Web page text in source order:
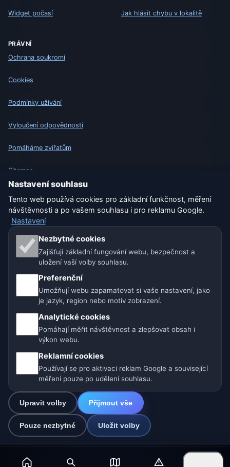
Widget počasí Jak hlásit chybu v lokalitě
PRÁVNÍ
Ochrana soukromí
Cookies
Podmínky užívání
Vyloučení odpovědnosti
Pomáháme zvířatům
Sitemap
Nastavení
Naše weby o počasí:
🇨🇿 Česko 🇭🇷 Chorvatsko 🇧🇬 Bulharsko
🇩🇪🇦🇹🇨🇭 Německo / Rakousko / Švýcarsko
🌎 Latinská Amerika a Španělsko
🇮🇳 Jižní a jihovýchodní Asie
Provozovatel: Spolek Minizoo.cz z.s. | IČO: 21135550 |
info@pocasi.online
© 2026 Počasí Online · Meteorologická data: MET Norway · Open-
Meteo. Výstrahy počasí: ČHMÚ.
Nastavení souhlasu
Tento web používá cookies pro základní funkčnost, měření
návštěvnosti a po vašem souhlasu i pro reklamu Google.
Nastavení
Nezbytné cookies
Zajišťují základní fungování webu, bezpečnost a
uložení vaší volby souhlasu.
Preferenční
Umožňují webu zapamatovat si vaše nastavení, jako
je jazyk, region nebo motiv zobrazení.
Analytické cookies
Pomáhají měřit návštěvnost a zlepšovat obsah i
výkon webu.
Reklamní cookies
Používají se pro aktivaci reklam Google a související
měření pouze po udělení souhlasu.
Upravit volby Přijmout vše
Pouze nezbytné Uložit volby